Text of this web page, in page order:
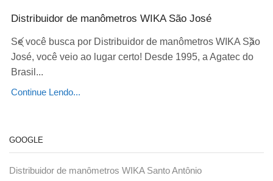
Distribuidor de manômetros WIKA São José
Se você busca por Distribuidor de manômetros WIKA São
José, você veio ao lugar certo! Desde 1995, a Agatec do
Brasil...
Continue Lendo...
GOOGLE
Distribuidor de manômetros WIKA Santo Antônio